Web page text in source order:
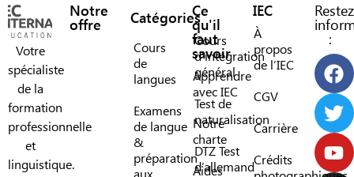
Votre
spécialiste
de la
formation
professionnelle
et
linguistique.
Notre
offre
Cours
de
langues
Examens
de langue
&
préparation
aux
Catégories
Cours
d’intégration
général
Test de
naturalisation
DTZ Test
d’allemand
Ce
qu'il
faut
savoir
Apprendre
avec IEC
Notre
charte
Aides
IEC
À
propos
de l’IEC
CGV
Carrière
Crédits
Restez
: